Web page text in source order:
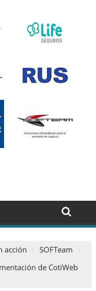
acción
SOFTeam
de CotiWeb